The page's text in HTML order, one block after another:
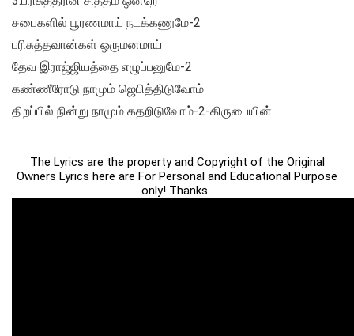
சபைகளில் பூரணமாய் நடக்கணுமே-2
பரிசுத்தவான்கள் ஒருமனமாய்
தேவ இராஜ்ஜியத்தை எழுப்பனுமே-2
கண்ணீரோடு நாமும் ஜெபித்திடுவோம்
திறப்பில் நின்று நாமும் கதறிடுவோம்-2-கிருபையின்
The Lyrics are the property and Copyright of the Original
Owners Lyrics here are For Personal and Educational Purpose
only! Thanks .